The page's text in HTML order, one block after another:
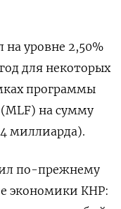
уровне 2,50%
для некоторых
программы
на сумму
миллиарда).
по-прежнему
экономики КНР: